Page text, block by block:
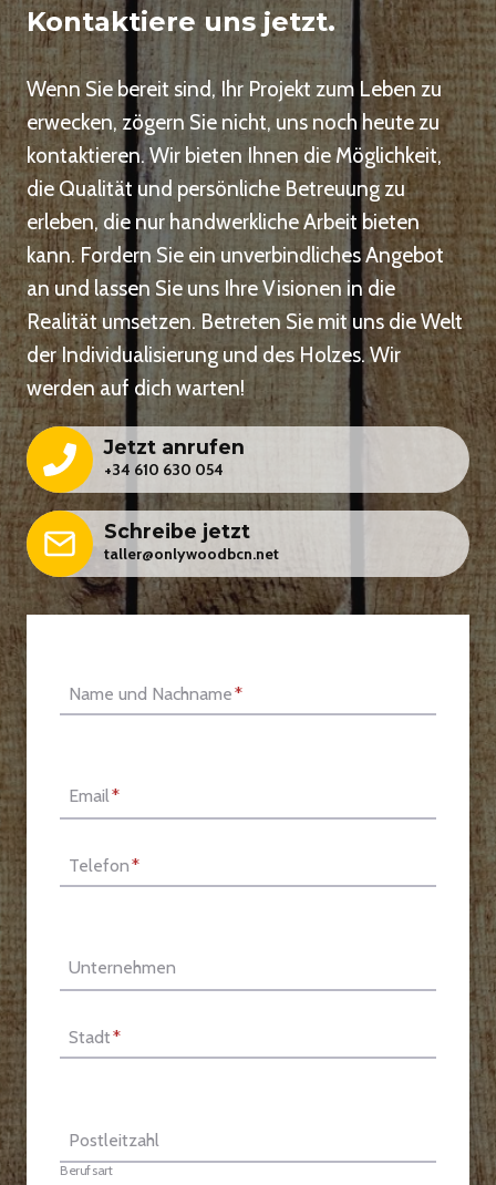
Kontaktiere uns jetzt.
Wenn Sie bereit sind, Ihr Projekt zum Leben zu
erwecken, zögern Sie nicht, uns noch heute zu
kontaktieren. Wir bieten Ihnen die Möglichkeit,
die Qualität und persönliche Betreuung zu
erleben, die nur handwerkliche Arbeit bieten
kann. Fordern Sie ein unverbindliches Angebot
an und lassen Sie uns Ihre Visionen in die
Realität umsetzen. Betreten Sie mit uns die Welt
der Individualisierung und des Holzes. Wir
werden auf dich warten!
Jetzt anrufen
+34 610 630 054
Schreibe jetzt
taller@onlywoodbcn.net
Name und Nachname*
Email*
Telefon*
Unternehmen
Stadt*
Postleitzahl
Berufsart